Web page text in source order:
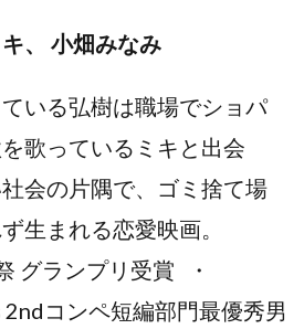
、 小畑みなみ
いる弘樹は職場でショパ
歌っているミキと出会
会の片隅で、ゴミ捨て場
生まれる恋愛映画。
グランプリ受賞 ・
2ndコンペ短編部門最優秀男